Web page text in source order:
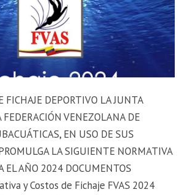
FICHAJE DEPORTIVO LA JUNTA
FEDERACIÓN VENEZOLANA DE
EN USO DE SUS
LA SIGUIENTE NORMATIVA
EL AÑO 2024 DOCUMENTOS
y Costos de Fichaje FVAS 2024